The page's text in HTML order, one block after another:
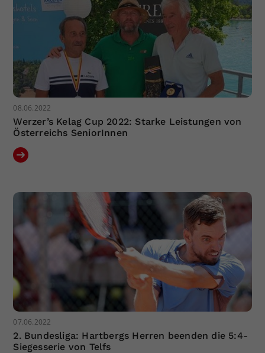
08.06.2022
Werzer’s Kelag Cup 2022: Starke Leistungen von
Österreichs SeniorInnen
07.06.2022
2. Bundesliga: Hartbergs Herren beenden die 5:4-
Siegesserie von Telfs